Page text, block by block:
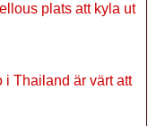
plats att kyla ut
i Thailand är värt att